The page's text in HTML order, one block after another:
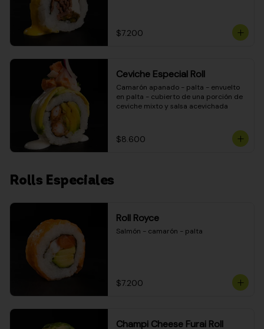
$7.200
Ceviche Especial Roll
Camarón apanado - palta - envuelto
en palta - cubierto de una porción de
ceviche mixto y salsa acevichada
$8.600
Rolls Especiales
Roll Royce
Salmón - camarón - palta
$7.200
Champi Cheese Furai Roll